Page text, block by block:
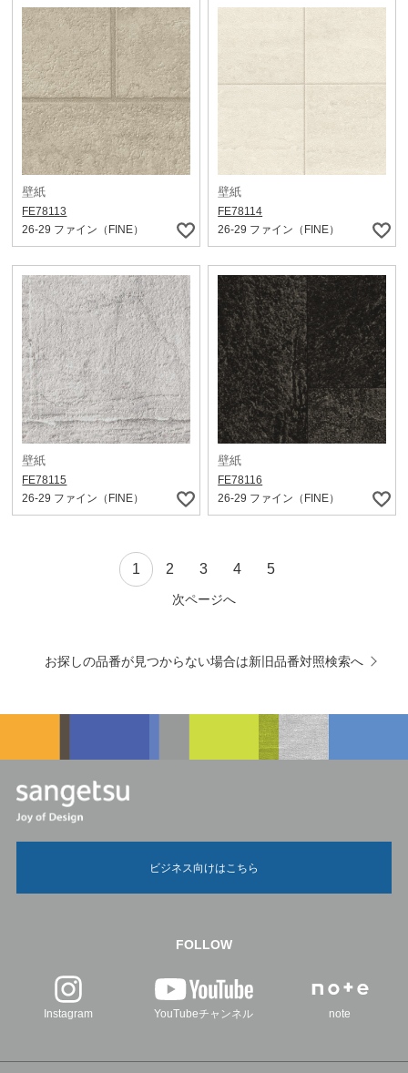
壁紙
FE78113
26-29 ファイン（FINE）
壁紙
FE78114
26-29 ファイン（FINE）
壁紙
FE78115
26-29 ファイン（FINE）
壁紙
FE78116
26-29 ファイン（FINE）
1 2 3 4 5
次ページへ
お探しの品番が見つからない場合は新旧品番対照検索へ
ビジネス向けはこちら
FOLLOW
Instagram YouTubeチャンネル note